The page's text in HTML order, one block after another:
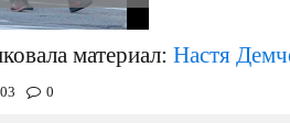
материал: Настя
0